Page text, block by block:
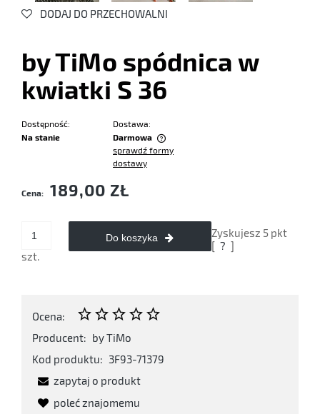
DODAJ DO PRZECHOWALNI
by TiMo spódnica w
kwiatki S 36
Dostępność:
Na stanie
Dostawa:
Darmowa
Cena nie zawiera ewentualnych kosztów płatności
sprawdź formy
dostawy
Cena: 189,00 ZŁ
szt.
Do koszyka Zyskujesz 5pkt
[ ? ]
Ocena:
Producent: by TiMo
Kod produktu: 3F93-71379
zapytaj o produkt
poleć znajomemu